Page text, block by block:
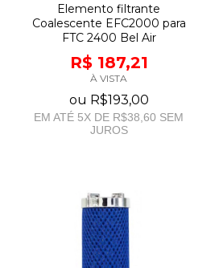
Elemento filtrante
Coalescente EFC2000 para
FTC 2400 Bel Air
R$ 187,21
À VISTA
ou R$193,00
EM ATÉ 5X DE R$38,60 SEM
JUROS